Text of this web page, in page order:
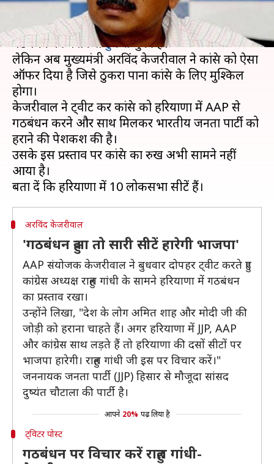
क्या है खबर?
कांग्रेस दिल्ली में आम आदमी पार्टी (AAP) के साथ
गठबंधन की पेशकशठुकराचुकी है।
लेकिन अब मुख्यमंत्री अरविंद केजरीवाल ने कांग्रेस को ऐसा
ऑफर दिया है जिसे ठुकरा पाना कांग्रेस के लिए मुश्किल
होगा।
केजरीवाल ने ट्वीट कर कांग्रेस को हरियाणा में AAP से
गठबंधन करने और साथ मिलकर भारतीय जनता पार्टी को
हराने की पेशकश की है।
उसके इस प्रस्ताव पर कांग्रेस का रुख अभी सामने नहीं
आया है।
अरविंद केजरीवाल
'गठबंधन हुआ तो सारी सीटें हारेगी भाजपा'
AAP संयोजक केजरीवाल ने बुधवार दोपहर ट्वीट करते हुए
कांग्रेस अध्यक्ष राहुल गांधी के सामने हरियाणा में गठबंधन
का प्रस्ताव रखा।
उन्होंने लिखा, "देश के लोग अमित शाह और मोदी जी की
जोड़ी को हराना चाहते हैं। अगर हरियाणा में JJP, AAP
और कांग्रेस साथ लड़ते हैं तो हरियाणा की दसों सीटों पर
भाजपा हारेगी। राहुल गांधी जी इस पर विचार करें।"
जननायक जनता पार्टी (JJP) हिसार से मौजूदा सांसद
दुष्यंत चौटाला की पार्टी है।
आपने 20% पढ़ लिया है
ट्विटर पोस्ट
गठबंधन पर विचार करें राहुल गांधी-